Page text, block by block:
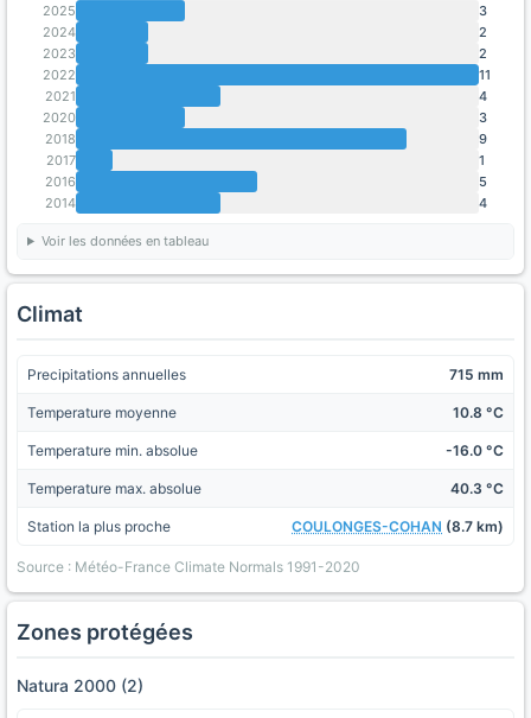
2025
3
2024
2
2023
2
2022
11
2021
4
2020
3
2018
9
2017
1
2016
5
2014
4
Voir les données en tableau
Climat
Precipitations annuelles 715 mm
Temperature moyenne 10.8 °C
Temperature min. absolue -16.0 °C
Temperature max. absolue 40.3 °C
Station la plus proche COULONGES-COHAN (8.7 km)
Source : Météo-France Climate Normals 1991-2020
Zones protégées
Natura 2000 (2)